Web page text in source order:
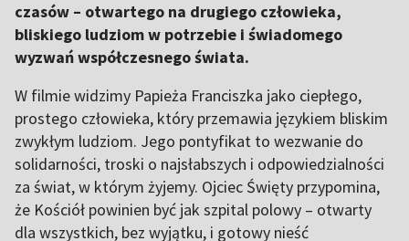
czasów – otwartego na drugiego człowieka,
bliskiego ludziom w potrzebie i świadomego
wyzwań współczesnego świata.
W filmie widzimy Papieża Franciszka jako ciepłego,
prostego człowieka, który przemawia językiem bliskim
zwykłym ludziom. Jego pontyfikat to wezwanie do
solidarności, troski o najsłabszych i odpowiedzialności
za świat, w którym żyjemy. Ojciec Święty przypomina,
że Kościół powinien być jak szpital polowy – otwarty
dla wszystkich, bez wyjątku, i gotowy nieść